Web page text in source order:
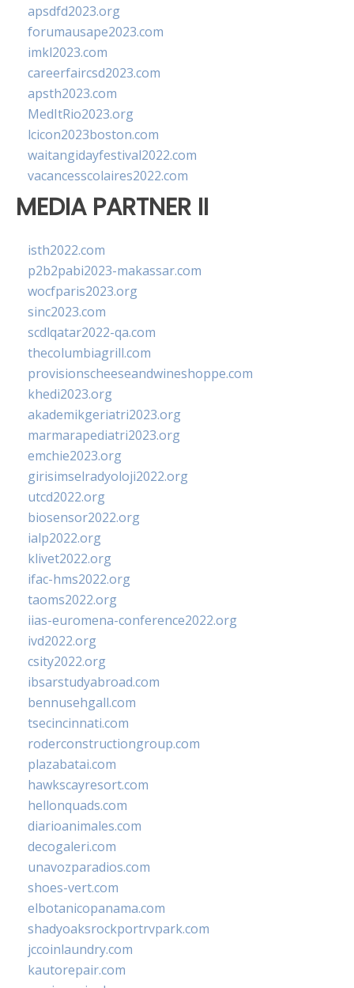
apsdfd2023.org
forumausape2023.com
imkl2023.com
careerfaircsd2023.com
apsth2023.com
MedItRio2023.org
lcicon2023boston.com
waitangidayfestival2022.com
vacancesscolaires2022.com
MEDIA PARTNER II
isth2022.com
p2b2pabi2023-makassar.com
wocfparis2023.org
sinc2023.com
scdlqatar2022-qa.com
thecolumbiagrill.com
provisionscheeseandwineshoppe.com
khedi2023.org
akademikgeriatri2023.org
marmarapediatri2023.org
emchie2023.org
girisimselradyoloji2022.org
utcd2022.org
biosensor2022.org
ialp2022.org
klivet2022.org
ifac-hms2022.org
taoms2022.org
iias-euromena-conference2022.org
ivd2022.org
csity2022.org
ibsarstudyabroad.com
bennusehgall.com
tsecincinnati.com
roderconstructiongroup.com
plazabatai.com
hawkscayresort.com
hellonquads.com
diarioanimales.com
decogaleri.com
unavozparadios.com
shoes-vert.com
elbotanicopanama.com
shadyoaksrockportrvpark.com
jccoinlaundry.com
kautorepair.com